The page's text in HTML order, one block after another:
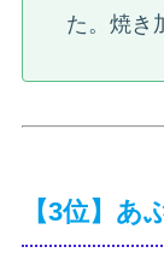
た。焼き
【3位】あ